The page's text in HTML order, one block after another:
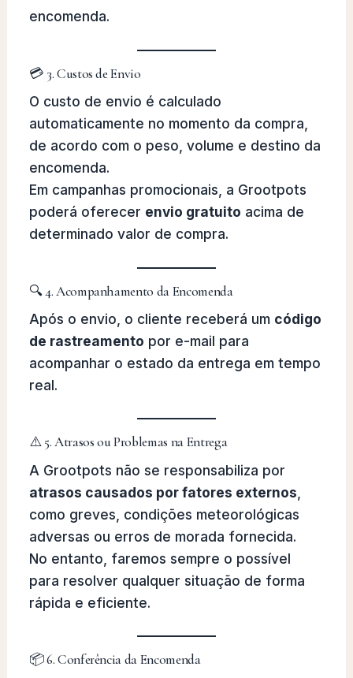
encomenda.
💳 3. Custos de Envio
O custo de envio é calculado
automaticamente no momento da compra,
de acordo com o peso, volume e destino da
encomenda.
Em campanhas promocionais, a Grootpots
poderá oferecer envio gratuito acima de
determinado valor de compra.
🔍 4. Acompanhamento da Encomenda
Após o envio, o cliente receberá um código
de rastreamento por e-mail para
acompanhar o estado da entrega em tempo
real.
⚠️ 5. Atrasos ou Problemas na Entrega
A Grootpots não se responsabiliza por
atrasos causados por fatores externos
como greves, condições meteorológicas
adversas ou erros de morada fornecida.
No entanto, faremos sempre o possível
para resolver qualquer situação de forma
rápida e eficiente.
📦 6. Conferência da Encomenda